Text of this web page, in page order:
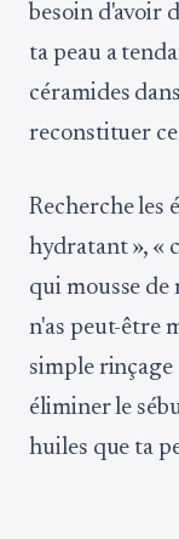
besoin d'avoir
ta peau a
céramides
reconstituer ce
Recherche les
hydratant », «
qui mousse de
n'as peut-être
simple
éliminer le
huiles que ta